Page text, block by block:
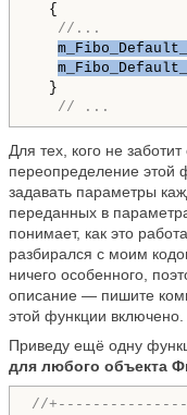
{
//...
}
// ...
Для тех, кого не
переопределение этой
задавать параметры
переданных в
понимает, как это
разбирался с моим
ничего особенного,
описание — пишите
этой функции включено.
Приведу ещё одну
для любого объекта
//